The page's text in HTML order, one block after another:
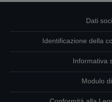
Dati
Identificazione della
Informativa
Modulo